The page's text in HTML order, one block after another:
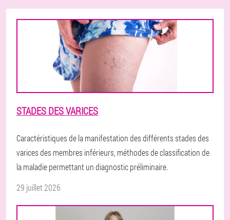
STADES DES VARICES
Caractéristiques de la manifestation des différents stades des
varices des membres inférieurs, méthodes de classification de
la maladie permettant un diagnostic préliminaire.
29 juillet 2026